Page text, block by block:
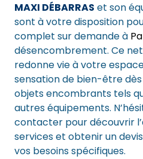
MAXI DÉBARRAS et son
sont à votre disposition
complet sur demande à
désencombrement. Ce
redonne vie à votre
sensation de bien-être dès
objets encombrants tels
autres équipements.
contacter pour découvrir
services et obtenir un
vos besoins spécifiques.